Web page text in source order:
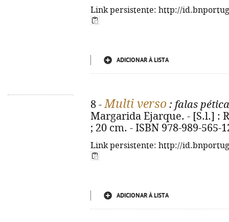
Link persistente: http://
ADICIONAR À LISTA
8 -Multi verso : falas
Margarida Ejarque. - [S.l.] :
; 20 cm. - ISBN 978-989-565-
Link persistente: http://
ADICIONAR À LISTA